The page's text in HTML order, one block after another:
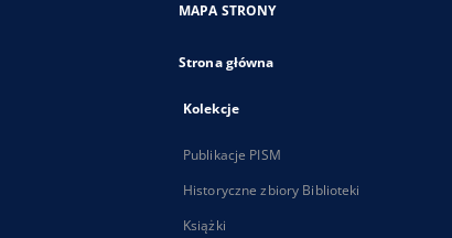
MAPA STRONY
Strona główna
Kolekcje
Publikacje PISM
Historyczne zbiory Biblioteki
Książki